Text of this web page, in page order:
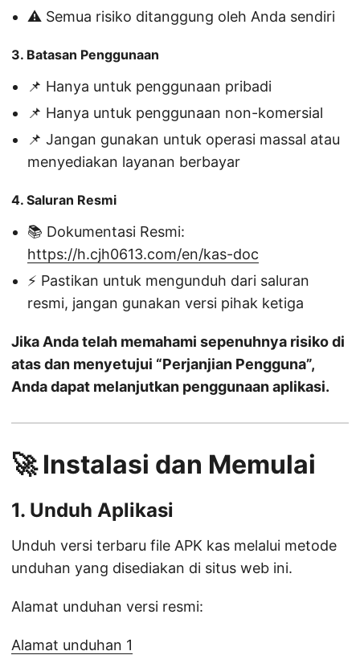
⚠️ Semua risiko ditanggung oleh Anda sendiri
3. Batasan Penggunaan
📌 Hanya untuk penggunaan pribadi
📌 Hanya untuk penggunaan non-komersial
📌 Jangan gunakan untuk operasi massal atau
menyediakan layanan berbayar
4. Saluran Resmi
📚 Dokumentasi Resmi:
https://h.cjh0613.com/en/kas-doc
⚡ Pastikan untuk mengunduh dari saluran
resmi, jangan gunakan versi pihak ketiga
Jika Anda telah memahami sepenuhnya risiko di
atas dan menyetujui “Perjanjian Pengguna”,
Anda dapat melanjutkan penggunaan aplikasi.
🚀 Instalasi dan Memulai
1. Unduh Aplikasi
Unduh versi terbaru file APK kas melalui metode
unduhan yang disediakan di situs web ini.
Alamat unduhan versi resmi:
Alamat unduhan 1